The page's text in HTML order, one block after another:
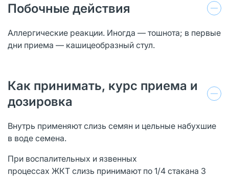
Побочные действия
Аллергические реакции. Иногда — тошнота; в первые
дни приема — кашицеобразный стул.
Как принимать, курс приема и
дозировка
Внутрь применяют слизь семян и цельные набухшие
в воде семена.
При воспалительных и язвенных
процессах ЖКТ слизь принимают по 1/4 стакана 3